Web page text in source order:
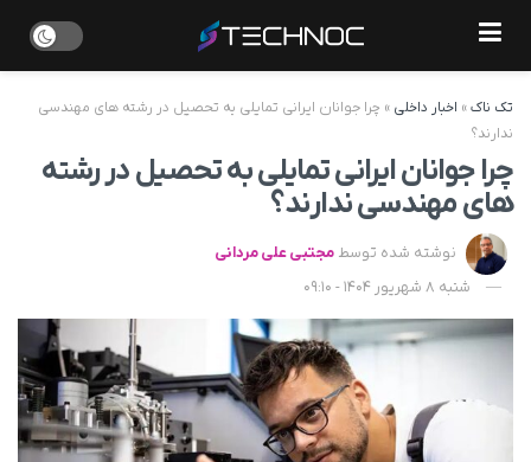
تک ناک» اخبار داخلی » چرا جوانان ایرانی تمایلی به تحصیل در رشته های مهندسی
ندارند؟
چرا جوانان ایرانی تمایلی به تحصیل در رشته
های مهندسی ندارند؟
نوشته شده توسط مجتبی علی مردانی
شنبه 8 شهریور 1404 - 09:10